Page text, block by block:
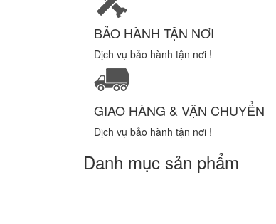
BẢO HÀNH TẬN NƠI
Dịch vụ bảo hành tận nơi !
GIAO HÀNG & VẬN CHUYỂN
Dịch vụ bảo hành tận nơi !
Danh mục sản phẩm